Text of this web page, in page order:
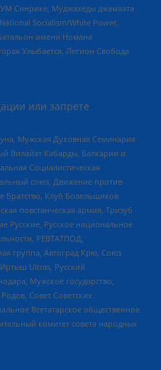
Синрике, Муджахеды джамаата
Socialism/White Power,
имени Номана
Улыбается, Легион Свобода
или запрете
Мужская Духовная Семинария
Вилайат Кабарды, Балкарии и
Социалистическая
союз, Движение против
Братство, Клуб Болельщиков
повстанческая армия, Тризуб
Русские, Русское национальное
РЕВТАТПОД,
группа, Автоград Крю, Союз
Ultras, Русский
Мужское государство,
Совет Советских
Всетатарское общественное
комитет совета народных